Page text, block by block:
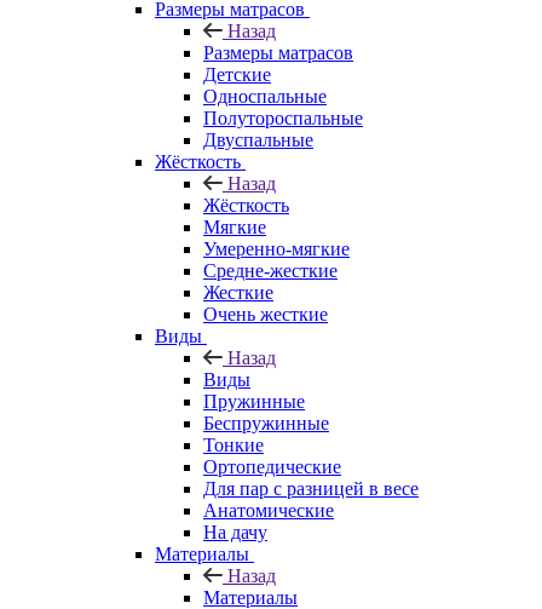
Размеры матрасов
Назад
Размеры матрасов
Детские
Односпальные
Полутороспальные
Двуспальные
Жёсткость
Назад
Жёсткость
Мягкие
Умеренно-мягкие
Средне-жесткие
Жесткие
Очень жесткие
Виды
Назад
Виды
Пружинные
Беспружинные
Тонкие
Ортопедические
Для пар с разницей в весе
Анатомические
На дачу
Материалы
Назад
Материалы